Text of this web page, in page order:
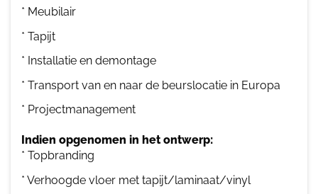
* Meubilair
* Tapijt
* Installatie en demontage
* Transport van en naar de beurslocatie in Europa
* Projectmanagement
Indien opgenomen in het ontwerp:
* Topbranding
* Verhoogde vloer met tapijt/laminaat/vinyl